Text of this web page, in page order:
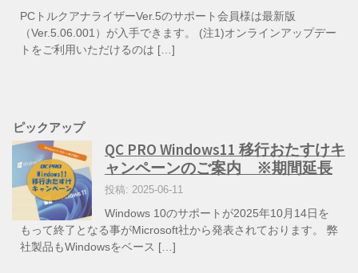
PCトルクアナライザーVer.5のサポート会員様は最新版
（Ver.5.06.001）が入手できます。 (注1)オンラインアップデー
トをご利用いただけるのは […]
ピックアップ
QC PRO Windows11 移行おたすけキ
ャンペーンのご案内 ※期間延長
投稿: 2025-06-11
Windows 10のサポートが2025年10月14日を
もって終了となる事がMicrosoft社から発表されております。 弊
社製品もWindowsをベース […]